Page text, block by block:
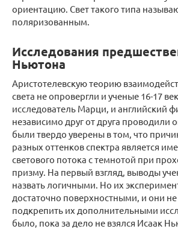
ориентацию. Свет такого типа
поляризованным.
Исследования
Ньютона
Аристотелевскую теорию
света не опровергли и ученые 16-17
исследователь Марци, и английский
независимо друг от друга проводили
были твердо уверены в том, что
разных оттенков спектра является
светового потока с темнотой при
призму. На первый взгляд, выводы
назвать логичными. Но их
достаточно поверхностными, и они не
подкрепить их дополнительными
было, пока за дело не взялся Исаак